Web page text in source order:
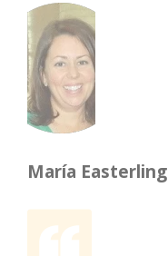
María Easterling